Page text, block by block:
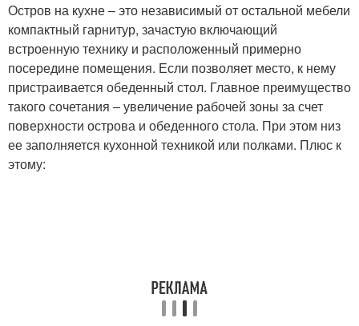
Остров на кухне ‒ это независимый от остальной мебели
компактный гарнитур, зачастую включающий
встроенную технику и расположенный примерно
посередине помещения. Если позволяет место, к нему
пристраивается обеденный стол. Главное преимущество
такого сочетания ‒ увеличение рабочей зоны за счет
поверхности острова и обеденного стола. При этом низ
ее заполняется кухонной техникой или полками. Плюс к
этому: